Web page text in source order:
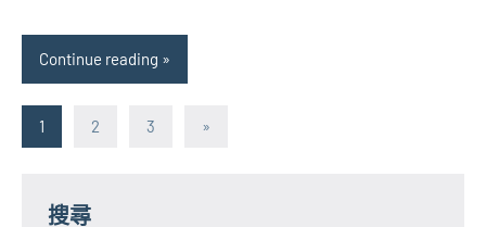
Continue reading
文
分
1 2 3
Next
»
搜尋